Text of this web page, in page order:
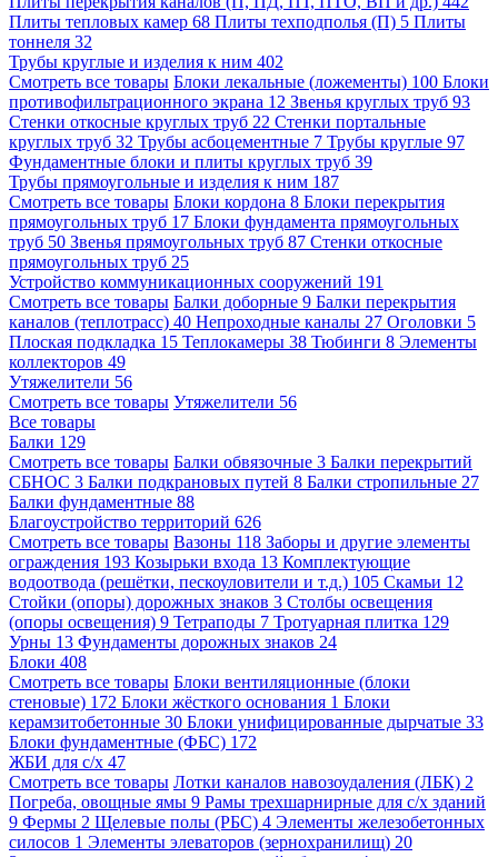
Плиты тепловых камер 68 Плиты техподполья (П) 5 Плиты
тоннеля 32
Трубы круглые и изделия к ним 402
Смотреть все товары Блоки лекальные (ложементы) 100 Блоки
противофильтрационного экрана 12 Звенья круглых труб 93
Стенки откосные круглых труб 22 Стенки портальные
круглых труб 32 Трубы асбоцементные 7 Трубы круглые 97
Фундаментные блоки и плиты круглых труб 39
Трубы прямоугольные и изделия к ним 187
Смотреть все товары Блоки кордона 8 Блоки перекрытия
прямоугольных труб 17 Блоки фундамента прямоугольных
труб 50 Звенья прямоугольных труб 87 Стенки откосные
прямоугольных труб 25
Устройство коммуникационных сооружений 191
Смотреть все товары Балки доборные 9 Балки перекрытия
каналов (теплотрасс) 40 Непроходные каналы 27 Оголовки 5
Плоская подкладка 15 Теплокамеры 38 Тюбинги 8 Элементы
коллекторов 49
Утяжелители 56
Смотреть все товары Утяжелители 56
Все товары
Балки 129
Смотреть все товары Балки обвязочные 3 Балки перекрытий
СБНОС 3 Балки подкрановых путей 8 Балки стропильные 27
Балки фундаментные 88
Благоустройство территорий 626
Смотреть все товары Вазоны 118 Заборы и другие элементы
ограждения 193 Козырьки входа 13 Комплектующие
водоотвода (решётки, пескоуловители и т.д.) 105 Скамьи 12
Стойки (опоры) дорожных знаков 3 Столбы освещения
(опоры освещения) 9 Тетраподы 7 Тротуарная плитка 129
Урны 13 Фундаменты дорожных знаков 24
Блоки 408
Смотреть все товары Блоки вентиляционные (блоки
стеновые) 172 Блоки жёсткого основания 1 Блоки
керамзитобетонные 30 Блоки унифицированные дырчатые 33
Блоки фундаментные (ФБС) 172
ЖБИ для с/х 47
Смотреть все товары Лотки каналов навозоудаления (ЛБК) 2
Погреба, овощные ямы 9 Рамы трехшарнирные для с/х зданий
9 Фермы 2 Щелевые полы (РБС) 4 Элементы железобетонных
силосов 1 Элементы элеваторов (зернохранилищ) 20